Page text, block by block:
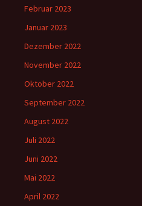
Februar 2023
Januar 2023
Dezember 2022
November 2022
Oktober 2022
September 2022
August 2022
Juli 2022
Juni 2022
Mai 2022
April 2022